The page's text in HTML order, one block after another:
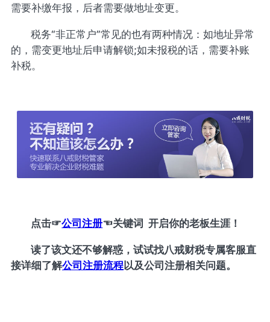
需要补缴年报，后者需要做地址变更。
税务“非正常户”常见的也有两种情况：如地址异常
的，需变更地址后申请解锁;如未报税的话，需要补账
补税。
点击☞公司注册☜关键词 开启你的老板生涯！
读了该文还不够解惑，试试找八戒财税专属客服直
接详细了解公司注册流程以及公司注册相关问题。